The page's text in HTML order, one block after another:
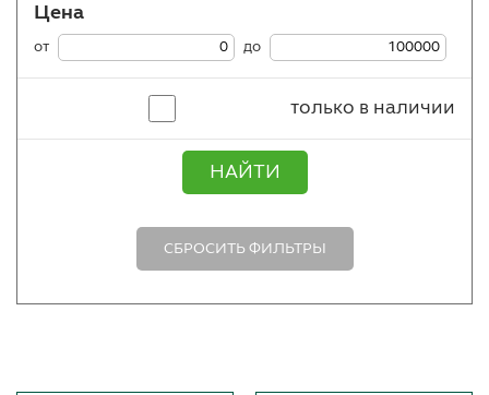
Цена
от до
только в наличии
НАЙТИ
СБРОСИТЬ ФИЛЬТРЫ